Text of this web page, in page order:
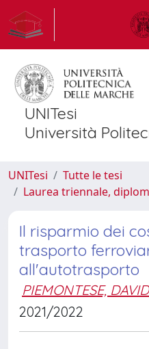
UNITesi
Università
UNITesi
Tutte le tesi
Laurea triennale,
Il risparmio dei
trasporto
all'autotrasporto
PIEMONTESE,
2021/2022